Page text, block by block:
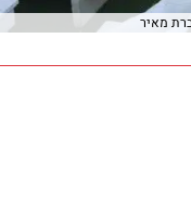
מאיר